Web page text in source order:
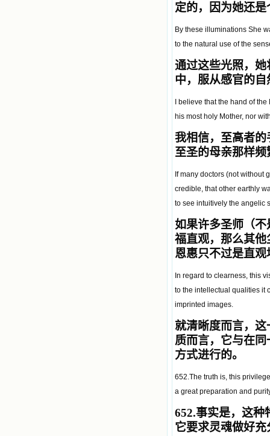
定的，因为她还
By these illuminations She
to the natural use of the
通过这些光照，
中，服从感官的
I believe that the hand of
his most holy Mother, nor
我相信，至高者
至圣的母亲那样频
If many doctors (not without
credible, that other earthly
to see intuitively the angelic
如果许多圣师（
福直观，那么其
恩惠只不过是直
In regard to clearness, this
to the intellectual qualities it
imprinted images.
就清晰度而言，这
质而言，它与在
方式进行的。
652.The truth is, this
a great preparation and
652.事实是，这种
它要求灵魂做好